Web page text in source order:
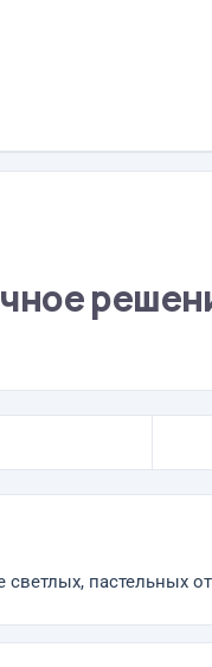
пастельных